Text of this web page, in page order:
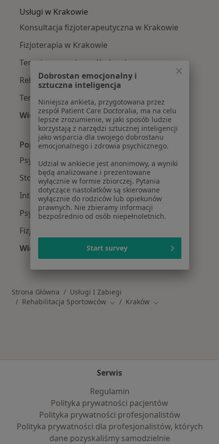
Usługi w Krakowie
Konsultacja fizjoterapeutyczna w Krakowie
Fizjoterapia w Krakowie
Terapia manualna w Krakowie
Rehabilitacja ortopedyczna w Krakowie
Terapia mięśniowo-powięziowa w Krakowie
Więcej (15)
Więcej w kategorii: Usługi w Krakowie
Popularne specjalizacje
Psycholodzy w Krakowie
Stomatolodzy w Krakowie
Interniści w Krakowie
Psychoterapeuci w Krakowie
Fizjoterapeuci w Krakowie
Więcej (15)
Więcej w kategorii: Popularne specjalizacje
Strona Główna
Usługi I Zabiegi
Rehabilitacja Sportowców Zmień miasto
Kraków Zmień miasto
Serwis
Regulamin
Polityka prywatności pacjentów
Polityka prywatności profesjonalistów
Polityka prywatności dla profesjonalistów, których
dane pozyskaliśmy samodzielnie
Dobrostan emocjonalny i
sztuczna inteligencja
Niniejsza ankieta, przygotowana przez
zespół Patient Care Doctoralia, ma na celu
lepsze zrozumienie, w jaki sposób ludzie
korzystają z narzędzi sztucznej inteligencji
jako wsparcia dla swojego dobrostanu
emocjonalnego i zdrowia psychicznego.
Udział w ankiecie jest anonimowy, a wyniki
będą analizowane i prezentowane
wyłącznie w formie zbiorczej. Pytania
dotyczące nastolatków są skierowane
wyłącznie do rodziców lub opiekunów
prawnych. Nie zbieramy informacji
bezpośrednio od osób niepełnoletnich.
Start survey